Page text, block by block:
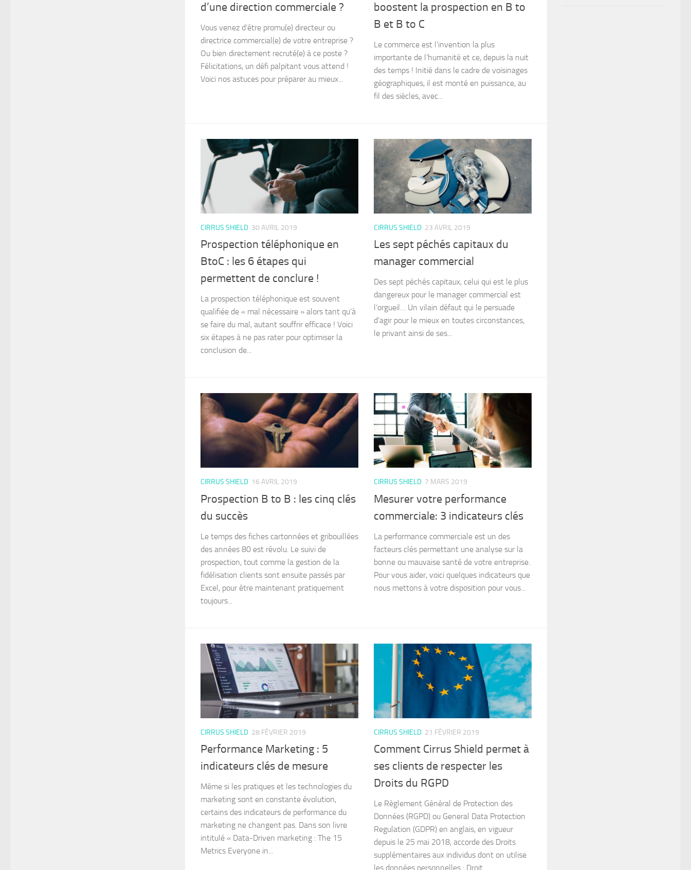
d’une direction commerciale ?
Vous venez d’être promu(e) directeur ou
directrice commercial(e) de votre entreprise ?
Ou bien directement recruté(e) à ce poste ?
Félicitations, un défi palpitant vous attend !
Voici nos astuces pour préparer au mieux...
boostent la prospection en B to
B et B to C
Le commerce est l’invention la plus
importante de l’humanité et ce, depuis la nuit
des temps ! Initié dans le cadre de voisinages
géographiques, il est monté en puissance, au
fil des siècles, avec...
CIRRUS SHIELD 30 AVRIL 2019
Prospection téléphonique en
BtoC : les 6 étapes qui
permettent de conclure !
La prospection téléphonique est souvent
qualifiée de « mal nécessaire » alors tant qu’à
se faire du mal, autant souffrir efficace ! Voici
six étapes à ne pas rater pour optimiser la
conclusion de...
CIRRUS SHIELD 23 AVRIL 2019
Les sept péchés capitaux du
manager commercial
Des sept péchés capitaux, celui qui est le plus
dangereux pour le manager commercial est
l’orgueil… Un vilain défaut qui le persuade
d’agir pour le mieux en toutes circonstances,
le privant ainsi de ses...
CIRRUS SHIELD 16 AVRIL 2019
Prospection B to B : les cinq clés
du succès
Le temps des fiches cartonnées et gribouillées
des années 80 est révolu. Le suivi de
prospection, tout comme la gestion de la
fidélisation clients sont ensuite passés par
Excel, pour être maintenant pratiquement
toujours...
CIRRUS SHIELD 7 MARS 2019
Mesurer votre performance
commerciale: 3 indicateurs clés
La performance commerciale est un des
facteurs clés permettant une analyse sur la
bonne ou mauvaise santé de votre entreprise.
Pour vous aider, voici quelques indicateurs que
nous mettons à votre disposition pour vous...
CIRRUS SHIELD 28 FÉVRIER 2019
Performance Marketing : 5
indicateurs clés de mesure
Même si les pratiques et les technologies du
marketing sont en constante évolution,
certains des indicateurs de performance du
marketing ne changent pas. Dans son livre
intitulé « Data-Driven marketing : The 15
Metrics Everyone in...
CIRRUS SHIELD 21 FÉVRIER 2019
Comment Cirrus Shield permet à
ses clients de respecter les
Droits du RGPD
Le Règlement Général de Protection des
Données (RGPD) ou General Data Protection
Regulation (GDPR) en anglais, en vigueur
depuis le 25 mai 2018, accorde des Droits
supplémentaires aux individus dont on utilise
les données personnelles : Droit...